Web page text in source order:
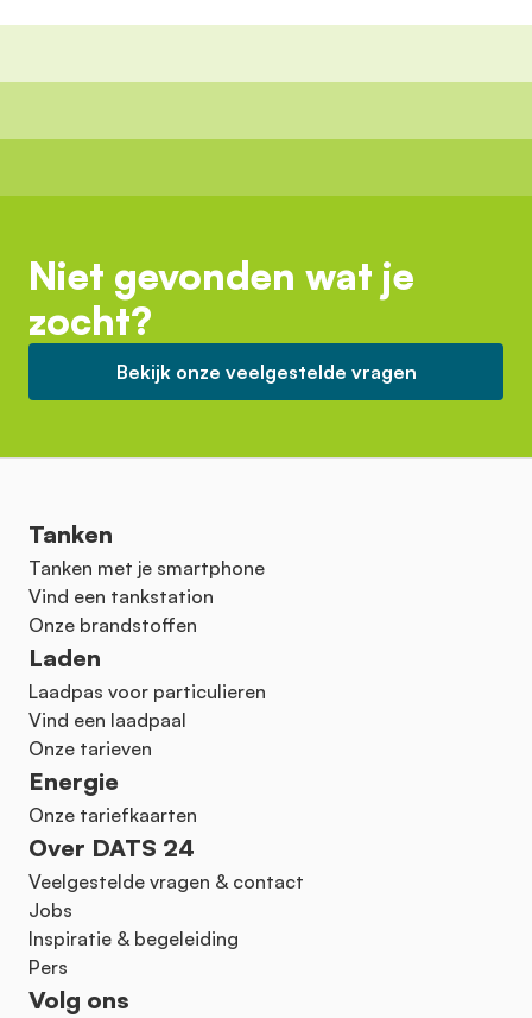
Niet gevonden wat je
zocht?
Bekijk onze veelgestelde vragen
Tanken
Tanken met je smartphone
Vind een tankstation
Onze brandstoffen
Laden
Laadpas voor particulieren
Vind een laadpaal
Onze tarieven
Energie
Onze tariefkaarten
Over DATS 24
Veelgestelde vragen & contact
Jobs
Inspiratie & begeleiding
Pers
Volg ons